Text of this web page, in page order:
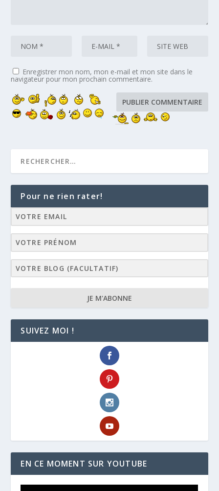
Enregistrer mon nom, mon e-mail et mon site dans le
navigateur pour mon prochain commentaire.
Pour ne rien rater!
JE M'ABONNE
SUIVEZ MOI !
EN CE MOMENT SUR YOUTUBE